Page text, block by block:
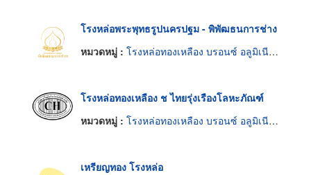
โรงหล่อพระพุทธรูปนครปฐม - พิพัฒธนการช่าง
หมวดหมู่ : โรงหล่อทองเหลือง บรอนซ์ อลูมิเนียมและแมกนีเซียม
โรงหล่อทองเหลือง ช ไทยรุ่งเรืองโลหะภัณฑ์
หมวดหมู่ : โรงหล่อทองเหลือง บรอนซ์ อลูมิเนียมและแมกนีเซียม
เหรียญทอง โรงหล่อ